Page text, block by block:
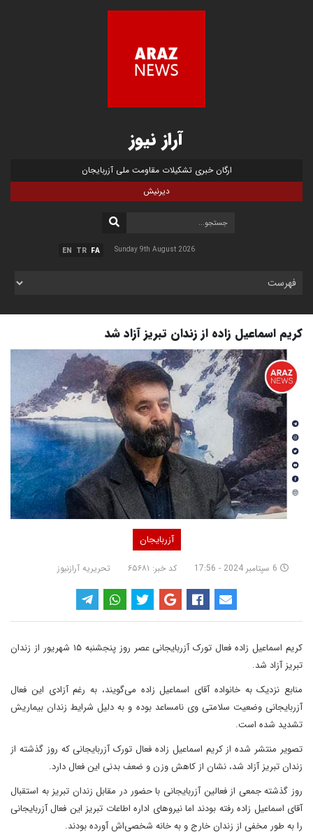
آراز نیوز
ارگان خبری تشکیلات مقاومت ملی آزربایجان
دیرنیش
FA
TR
EN Sunday 9th August 2026
کریم اسماعیل زاده از زندان تبریز آزاد شد
آزربایجان
6 سپتامبر 2024 - 17:56 کد خبر: ۶۵۶۸۱ تحریریه آرازنیوز
کریم اسماعیل زاده فعال تورک آزربایجانی عصر روز پنجشنبه ۱۵ شهریور از زندان
تبریز آزاد شد.
منابع نزدیک به خانواده آقای اسماعیل زاده می‌گویند، به رغم آزادی این فعال
آزربایجانی وضعیت سلامتی وی نامساعد بوده و به دلیل شرایط زندان بیماریش
تشدید شده است.
تصویر منتشر شده از کریم اسماعیل زاده فعال تورک آزربایجانی که روز گذشته از
زندان تبریز آزاد شد، نشان از کاهش وزن و ضعف بدنی این فعال دارد.
روز گذشته جمعی از فعالین آزربایجانی با حضور در مقابل زندان تبریز به استقبال
آقای اسماعیل زاده رفته بودند اما نیروهای اداره اطاعات تبریز این فعال آزربایجانی
را به طور مخفی از زندان خارج و به خانه شخصی‌اش آورده بودند.